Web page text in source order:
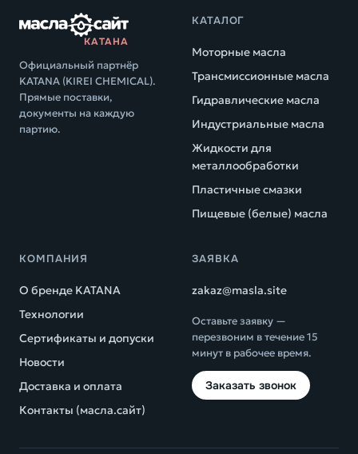
КАТАНА
Официальный партнёр
KATANA (KIREI CHEMICAL).
Прямые поставки,
документы на каждую
партию.
КАТАЛОГ
Моторные масла
Трансмиссионные масла
Гидравлические масла
Индустриальные масла
Жидкости для
металлообработки
Пластичные смазки
Пищевые (белые) масла
КОМПАНИЯ
О бренде KATANA
Технологии
Сертификаты и допуски
Новости
Доставка и оплата
Контакты (масла.сайт)
ЗАЯВКА
zakaz@masla.site
Оставьте заявку —
перезвоним в течение 15
минут в рабочее время.
Заказать звонок